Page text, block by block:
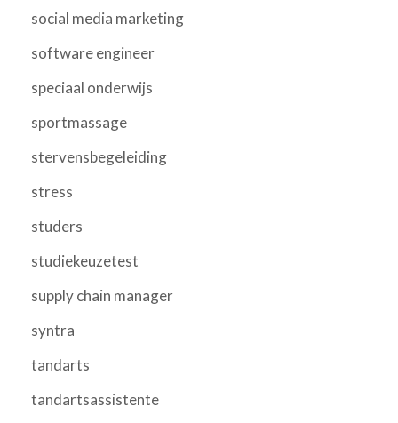
social media marketing
software engineer
speciaal onderwijs
sportmassage
stervensbegeleiding
stress
studers
studiekeuzetest
supply chain manager
syntra
tandarts
tandartsassistente